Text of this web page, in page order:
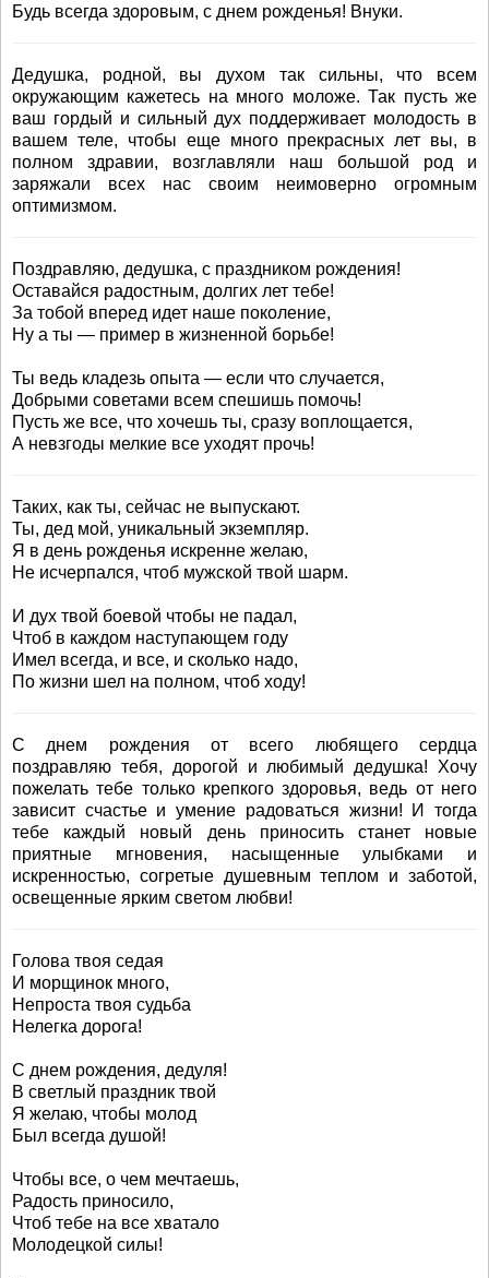
Будь всегда здоровым, с днем рожденья! Внуки.
Дедушка, родной, вы духом так сильны, что всем
окружающим кажетесь на много моложе. Так пусть же
ваш гордый и сильный дух поддерживает молодость в
вашем теле, чтобы еще много прекрасных лет вы, в
полном здравии, возглавляли наш большой род и
заряжали всех нас своим неимоверно огромным
оптимизмом.
Поздравляю, дедушка, с праздником рождения!
Оставайся радостным, долгих лет тебе!
За тобой вперед идет наше поколение,
Ну а ты — пример в жизненной борьбе!
Ты ведь кладезь опыта — если что случается,
Добрыми советами всем спешишь помочь!
Пусть же все, что хочешь ты, сразу воплощается,
А невзгоды мелкие все уходят прочь!
Таких, как ты, сейчас не выпускают.
Ты, дед мой, уникальный экземпляр.
Я в день рожденья искренне желаю,
Не исчерпался, чтоб мужской твой шарм.
И дух твой боевой чтобы не падал,
Чтоб в каждом наступающем году
Имел всегда, и все, и сколько надо,
По жизни шел на полном, чтоб ходу!
С днем рождения от всего любящего сердца
поздравляю тебя, дорогой и любимый дедушка! Хочу
пожелать тебе только крепкого здоровья, ведь от него
зависит счастье и умение радоваться жизни! И тогда
тебе каждый новый день приносить станет новые
приятные мгновения, насыщенные улыбками и
искренностью, согретые душевным теплом и заботой,
освещенные ярким светом любви!
Голова твоя седая
И морщинок много,
Непроста твоя судьба
Нелегка дорога!
С днем рождения, дедуля!
В светлый праздник твой
Я желаю, чтобы молод
Был всегда душой!
Чтобы все, о чем мечтаешь,
Радость приносило,
Чтоб тебе на все хватало
Молодецкой силы!